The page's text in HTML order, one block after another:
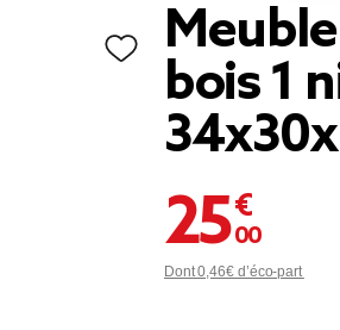
bois 1
25,00 €
Dont 0,46€ d’éco-part